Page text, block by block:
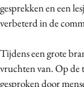
gesprekken en een
verbeterd in de
Tijdens een grote
vruchten van. Op de
gesproken door